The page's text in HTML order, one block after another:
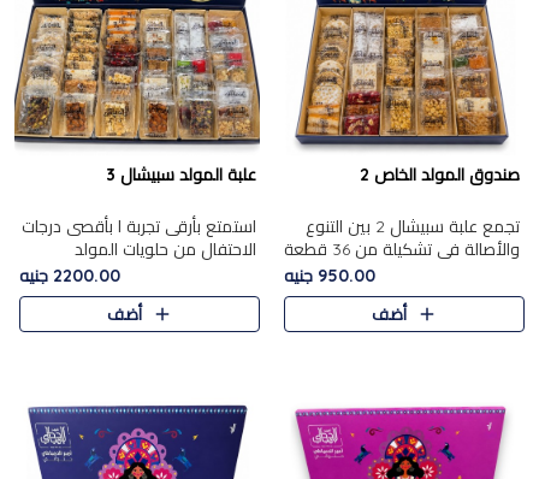
صندوق المولد الخاص 2
تجمع علبة سبيشال 2 بين التنوع
والأصالة في تشكيلة من 36 قطعة
تضم أشهر حلويات المولد الشرقية.
تحتوي العلبة على الجزرية بالفول،
والجزرية بالبن..
950.00 جنيه
أضف
علبة المولد سبيشال 3
استمتع بأرقى تجربة ا بأقصى درجات
الاحتفال من حلويات المولد
المصريه الأصيلة مع هذه الفخامة
مع علبة سبيشال 3 التي تضم 56
قطعة من تشكيلة استثن..
2200.00 جنيه
أضف